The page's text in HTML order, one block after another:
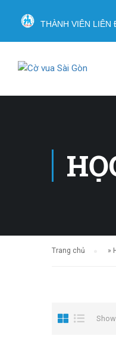
THÀNH VIÊN LIÊN
Trang chủ »